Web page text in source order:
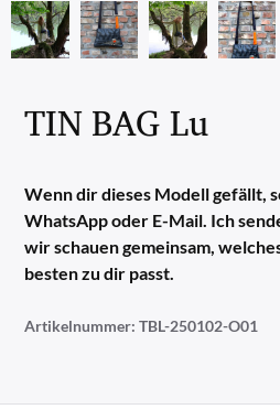
TIN BAG Lu
Wenn dir dieses Modell gefällt,
WhatsApp oder E-Mail. Ich
wir schauen gemeinsam,
besten zu dir passt.
Artikelnummer:TBL-250102-O01